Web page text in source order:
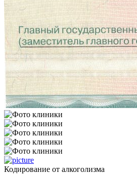
Кодирование от алкоголизма